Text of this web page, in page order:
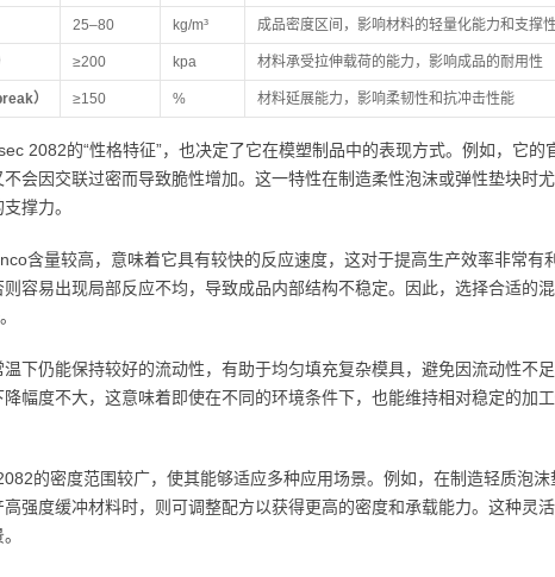
25–80 kg/m³ 成品密度区间，影响材料的轻量化能力和支撑
≥200 kpa 材料承受拉伸载荷的能力，影响成品的耐用性
） ≥150 % 材料延展能力，影响柔韧性和抗冲击性能
2082的“性格特征”，也决定了它在模塑制品中的表现方式。例如，它的
会因交联过密而导致脆性增加。这一特性在制造柔性泡沫或弹性垫块时
撑力。
含量较高，意味着它具有较快的反应速度，这对于提高生产效率非常有
容易出现局部反应不均，导致成品内部结构不稳定。因此，选择合适的
下仍能保持较好的流动性，有助于均匀填充复杂模具，避免因流动性不
幅度不大，这意味着即使在不同的环境条件下，也能维持相对稳定的加
的密度范围较广，使其能够适应多种应用场景。例如，在制造轻质泡沫
强度缓冲材料时，则可调整配方以获得更高的密度和承载能力。这种灵